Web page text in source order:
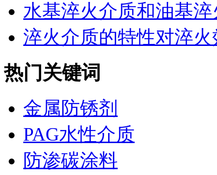
水基淬火介质和油基淬
淬火介质的特性对淬火
热门关键词
金属防锈剂
PAG水性介质
防渗碳涂料